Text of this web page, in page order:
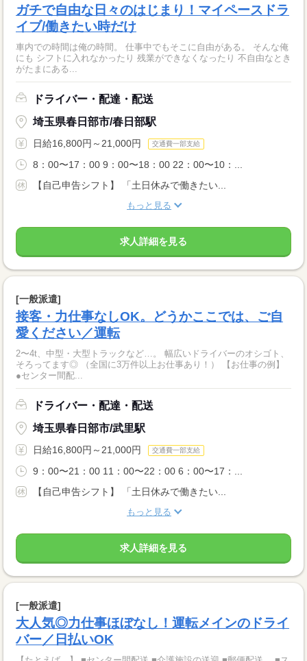
ガチで自由な日々のはじまり！マイペースドラ
イブ/働きたい時だけ
車内での時間は俺の時間。 仕事中でもそこに自由がある。 そんな俺
にも シフトに入れなかったり 残業ができなくなったり 不自由なとき
がたまにある...
ドライバー・配達・配送
埼玉県春日部市/春日部駅
日給16,800円～21,000円 交通費一部支給
8：00〜17：00 9：00〜18：00 22：00〜10：...
【自己申告シフト】 「土日休みで働きたい...
もっと見る
求人詳細を見る
[一般派遣]
接客・力仕事なしOK。どうかここでは、ご自
愛ください／運転
2〜4t、中型・大型トラックなど…。 幅広いドライバーのオシゴト、
そろってます◎ （全国に3万件以上お仕事あり！） 【お仕事の例】
●センター間配...
ドライバー・配達・配送
埼玉県春日部市/武里駅
日給16,800円～21,000円 交通費一部支給
9：00〜21：00 11：00〜22：00 6：00〜17：...
【自己申告シフト】 「土日休みで働きたい...
もっと見る
求人詳細を見る
[一般派遣]
大人気◎力仕事ほぼなし！運転メインのドライ
バー／日払いOK